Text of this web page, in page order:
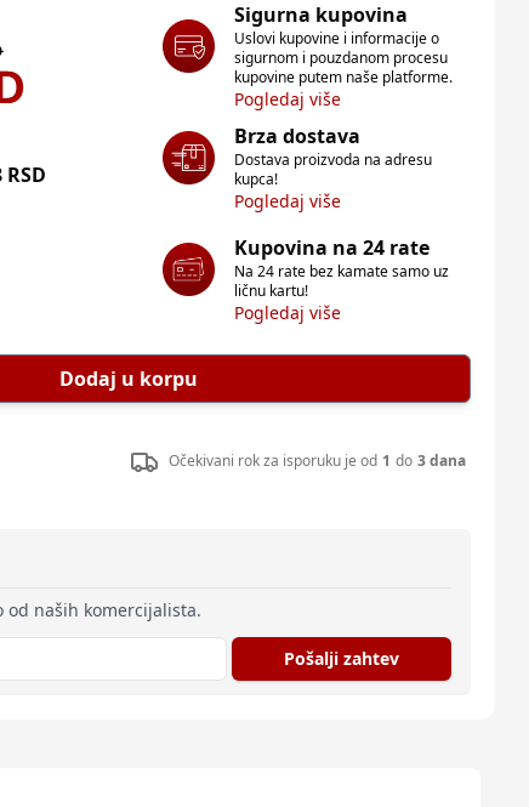
RSD
Sigurna kupovina
Uslovi kupovine i informacije o
sigurnom i pouzdanom procesu
kupovine putem naše platforme.
Pogledaj više
Brza dostava
Dostava proizvoda na adresu
kupca!
Pogledaj više
Kupovina na 24 rate
Na 24 rate bez kamate samo uz
ličnu kartu!
Pogledaj više
Dodaj u korpu
Očekivani rok za isporuku je od 1 do 3 dana
od naših komercijalista.
Pošalji zahtev